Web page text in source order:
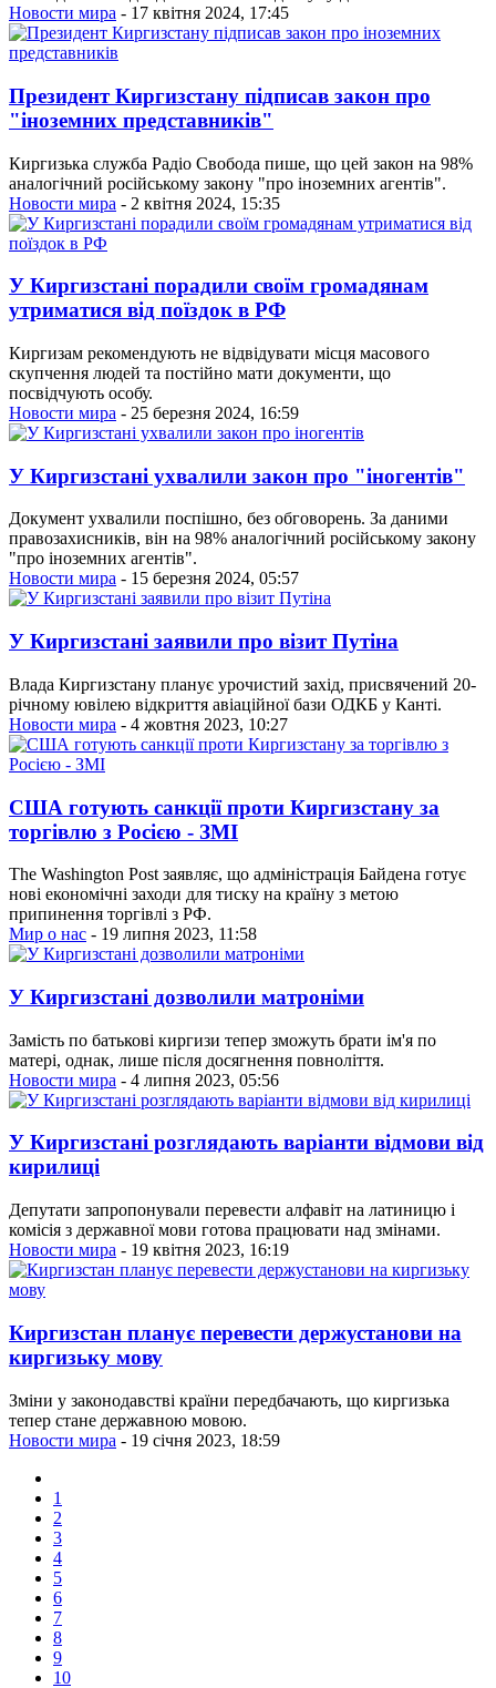
Новости мира - 17 квітня 2024, 17:45
Президент Киргизстану підписав закон про
"іноземних представників"
Киргизька служба Радіо Свобода пише, що цей закон на 98%
аналогічний російському закону "про іноземних агентів".
Новости мира - 2 квітня 2024, 15:35
У Киргизстані порадили своїм громадянам
утриматися від поїздок в РФ
Киргизам рекомендують не відвідувати місця масового
скупчення людей та постійно мати документи, що
посвідчують особу.
Новости мира - 25 березня 2024, 16:59
У Киргизстані ухвалили закон про "іногентів"
Документ ухвалили поспішно, без обговорень. За даними
правозахисників, він на 98% аналогічний російському закону
"про іноземних агентів".
Новости мира - 15 березня 2024, 05:57
У Киргизстані заявили про візит Путіна
Влада Киргизстану планує урочистий захід, присвячений 20-
річному ювілею відкриття авіаційної бази ОДКБ у Канті.
Новости мира - 4 жовтня 2023, 10:27
США готують санкції проти Киргизстану за
торгівлю з Росією - ЗМІ
The Washington Post заявляє, що адміністрація Байдена готує
нові економічні заходи для тиску на країну з метою
припинення торгівлі з РФ.
Мир о нас - 19 липня 2023, 11:58
У Киргизстані дозволили матроніми
Замість по батькові киргизи тепер зможуть брати ім'я по
матері, однак, лише після досягнення повноліття.
Новости мира - 4 липня 2023, 05:56
У Киргизстані розглядають варіанти відмови від
кирилиці
Депутати запропонували перевести алфавіт на латиницю і
комісія з державної мови готова працювати над змінами.
Новости мира - 19 квітня 2023, 16:19
Киргизстан планує перевести держустанови на
киргизьку мову
Зміни у законодавстві країни передбачають, що киргизька
тепер стане державною мовою.
Новости мира - 19 січня 2023, 18:59
1
2
3
4
5
6
7
8
9
10